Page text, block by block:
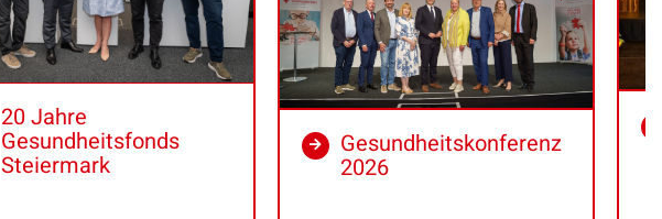
20 Jahre
Gesundheitsfonds
Steiermark
Gesundheitskonferenz
2026